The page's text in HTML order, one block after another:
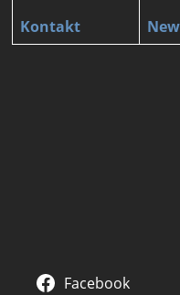
Kontakt
Facebook